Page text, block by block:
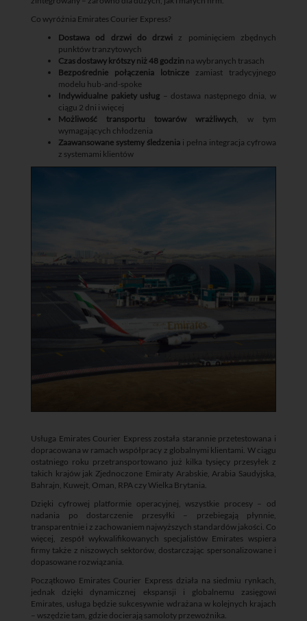
Co wyróżnia Emirates Courier Express?
Dostawa od drzwi do drzwi z pominięciem zbędnych
punktów tranzytowych
Czas dostawy krótszy niż 48 godzin na wybranych trasach
Bezpośrednie połączenia lotnicze zamiast tradycyjnego
modelu hub-and-spoke
Indywidualne pakiety usług – dostawa następnego dnia, w
ciągu 2 dni i więcej
Możliwość transportu towarów wrażliwych, w tym
wymagających chłodzenia
Zaawansowane systemy śledzenia i pełna integracja cyfrowa
z systemami klientów
Usługa Emirates Courier Express została starannie przetestowana i
dopracowana w ramach współpracy z globalnymi klientami. W ciągu
ostatniego roku przetransportowano już kilka tysięcy przesyłek z
takich krajów jak Zjednoczone Emiraty Arabskie, Arabia Saudyjska,
Bahrajn, Kuwejt, Oman, RPA czy Wielka Brytania.
Dzięki cyfrowej platformie operacyjnej, wszystkie procesy – od
nadania po dostarczenie przesyłki – przebiegają płynnie,
transparentnie i z zachowaniem najwyższych standardów jakości. Co
więcej, zespół wykwalifikowanych specjalistów Emirates wspiera
firmy także z niszowych sektorów, dostarczając spersonalizowane i
dopasowane rozwiązania.
Początkowo Emirates Courier Express działa na siedmiu rynkach,
jednak dzięki dynamicznej ekspansji i globalnemu zasięgowi
Emirates, usługa będzie sukcesywnie wdrażana w kolejnych krajach
– wszędzie tam, gdzie docierają samoloty przewoźnika.